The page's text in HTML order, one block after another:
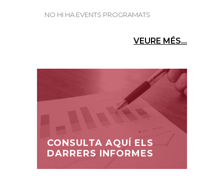
NO HI HA EVENTS PROGRAMATS
VEURE MÉS...
CONSULTA AQUÍ ELS
DARRERS INFORMES